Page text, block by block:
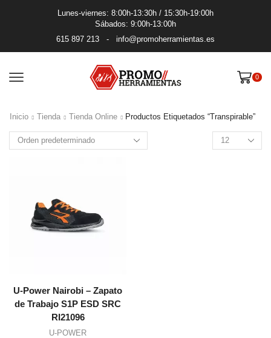
Lunes-viernes: 8:00h-13:30h / 15:30h-19:00h
Sábados: 9:00h-13:00h
615 897 213 - info@promoherramientas.es
0
Inicio Tienda Tienda Online Productos Etiquetados “transpirable”
Productos
por
U-Power Nairobi – Zapato
de Trabajo S1P ESD SRC
RI21096
U-POWER